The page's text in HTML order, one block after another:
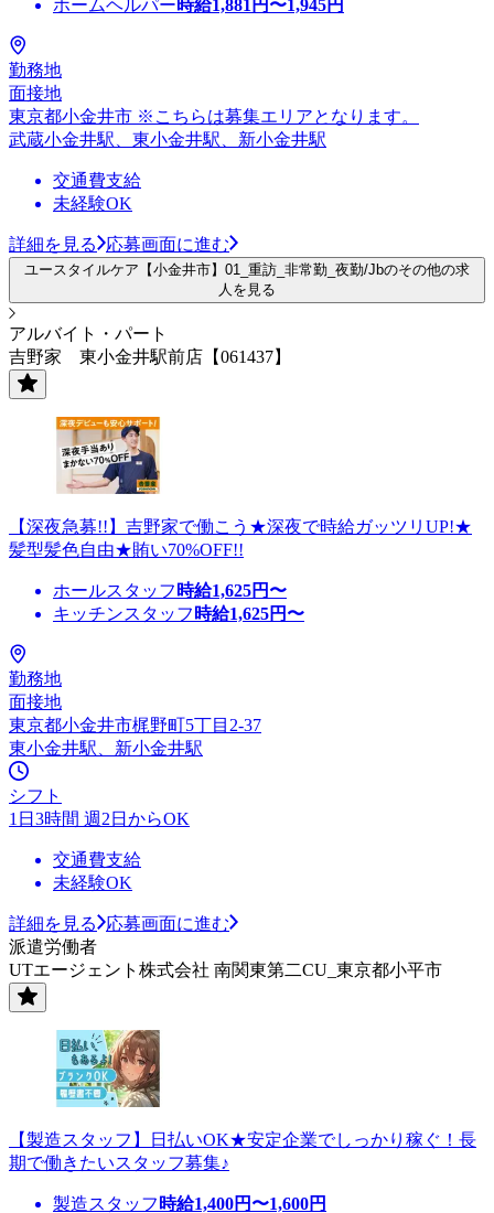
ホームヘルパー時給1,881 円〜1,945円
勤務地
面接地
東京都小金井市 ※こちらは募集エリアとなります。
武蔵小金井駅、東小金井駅、新小金井駅
交通費支給
未経験OK
詳細を見る 応募画面に進む
ユースタイルケア【小金井市】01_重訪_非常勤_夜勤/Jbのその他の求
人を見る
アルバイト・パート
吉野家 東小金井駅前店【061437】
【深夜急募!!】吉野家で働こう★深夜で時給ガッツリUP!★
髪型髪色自由★賄い70%OFF!!
ホールスタッフ 時給1,625円〜
キッチンスタッフ 時給1,625円〜
勤務地
面接地
東京都小金井市梶野町5丁目2-37
東小金井駅、新小金井駅
シフト
1日3時間 週2日からOK
交通費支給
未経験OK
詳細を見る
応募画面に進む
派遣労働者
UTエージェント株式会社 南関東第二CU_東京都小平市
【製造スタッフ】日払いOK★安定企業でしっかり稼ぐ！長
期で働きたいスタッフ募集♪
製造スタッフ 時給1,400円〜1,600円